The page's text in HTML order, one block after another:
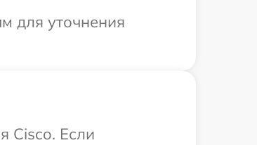
для уточнения
Cisco. Если